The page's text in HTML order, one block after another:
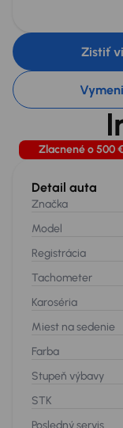
Zistiť
Zlacnené o 500 €
Detail auta
Značka
Model
Registrácia
Tachometer
Karoséria
Miest na sedenie
Farba
Stupeň výbavy
STK
Posledný servis